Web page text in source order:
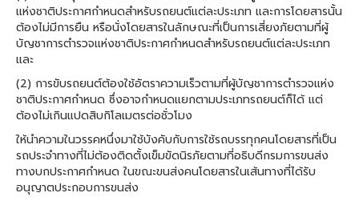
แห่งชาติประกาศกำหนดสำหรับรถยนต์แต่ละประเภท และการโดยสารนั้น
ต้องไม่มีการยืน หรือนั่งโดยสารในลักษณะที่เป็นการเสี่ยงภัยตามที่ผู้
บัญชาการตำรวจแห่งชาติประกาศกำหนดสำหรับรถยนต์แต่ละประเภท
และ
(2) การขับรถยนต์ต้องใช้อัตราความเร็วตามที่ผู้บัญชาการตำรวจแห่ง
ชาติประกาศกำหนด ซึ่งอาจกำหนดแยกตามประเภทรถยนต์ก็ได้ แต่
ต้องไม่เกินแปดสิบกิโลเมตรต่อชั่วโมง
ให้นำความในวรรคหนึ่งมาใช้บังคับกับการใช้รถบรรทุกคนโดยสารที่เป็น
รถประจำทางที่ไม่ต้องติดตั้งเข็มขัดนิรภัยตามที่อธิบดีกรมการขนส่ง
ทางบกประกาศกำหนด ในขณะขนส่งคนโดยสารในเส้นทางที่ได้รับ
อนุญาตประกอบการขนส่ง